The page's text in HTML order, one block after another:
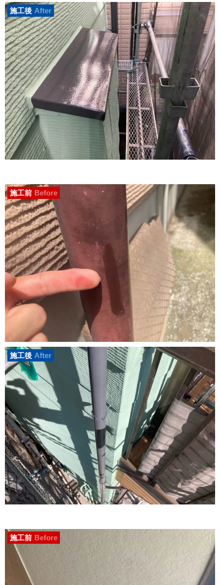
施工後 After
施工前 Before
施工後 After
施工前 Before